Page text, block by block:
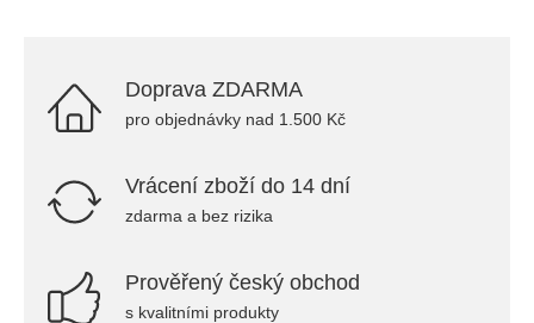
Doprava ZDARMA
pro objednávky nad 1.500 Kč
Vrácení zboží do 14 dní
zdarma a bez rizika
Prověřený český obchod
s kvalitními produkty